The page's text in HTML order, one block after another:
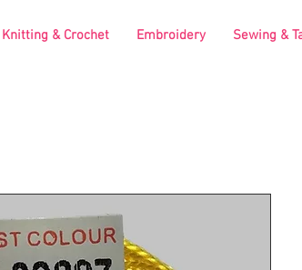
Knitting & Crochet Embroidery Sewing &